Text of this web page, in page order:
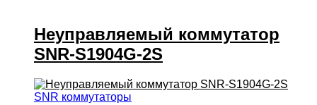
Неуправляемый коммутатор
SNR-S1904G-2S
SNR коммутаторы